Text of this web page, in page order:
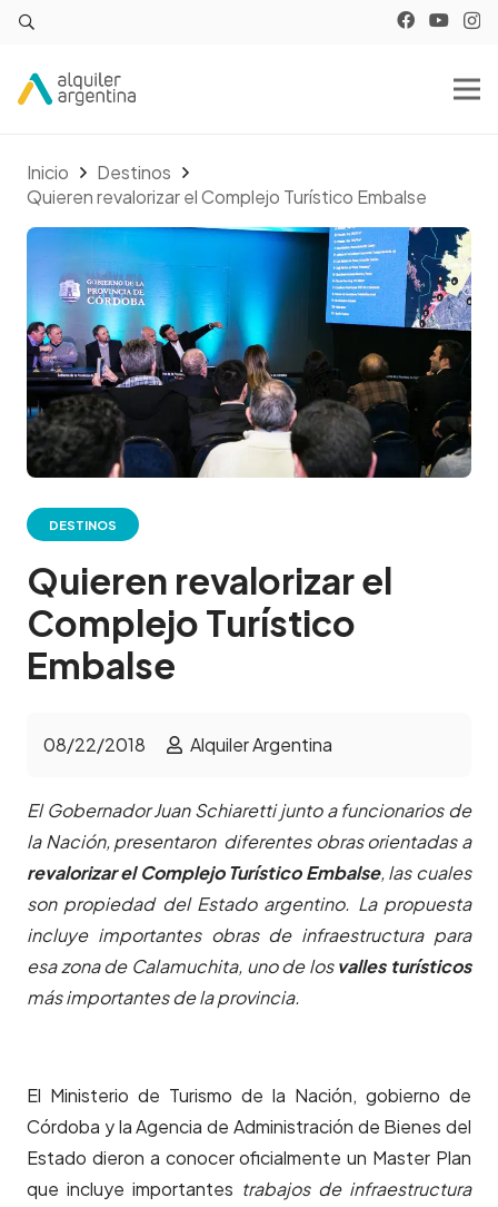
Inicio
Destinos
Quieren revalorizar el Complejo Turístico Embalse
DESTINOS
Quieren revalorizar el
Complejo Turístico
Embalse
08/22/2018 Alquiler Argentina
El Gobernador Juan Schiaretti junto a funcionarios de
la Nación, presentaron diferentes obras orientadas a
revalorizar el Complejo Turístico Embalse, las cuales
son propiedad del Estado argentino. La propuesta
incluye importantes obras de infraestructura para
esa zona de Calamuchita, uno de losvalles turísticos
más importantes de la provincia.
El Ministerio de Turismo de la Nación, gobierno de
Córdoba y la Agencia de Administración de Bienes del
Estado dieron a conocer oficialmente un Master Plan
que incluye importantes trabajos de infraestructura